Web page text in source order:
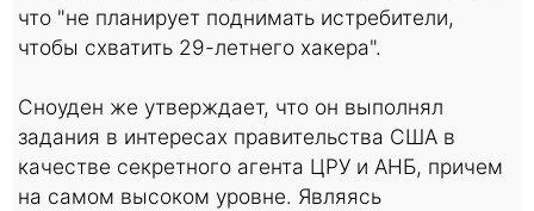
что "не планирует поднимать истребители,
чтобы схватить 29-летнего хакера".
Сноуден же утверждает, что он выполнял
задания в интересах правительства США в
качестве секретного агента ЦРУ и АНБ, причем
на самом высоком уровне. Являясь